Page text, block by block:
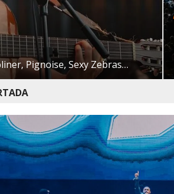
Pignoise, Sexy Zebras…